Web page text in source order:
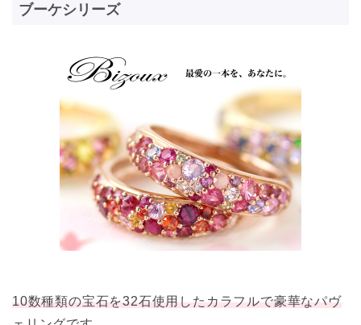
ブーケシリーズ
10数種類の宝石を32石使用したカラフルで豪華なパヴ